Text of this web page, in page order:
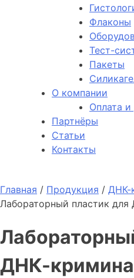
Флаконы
Тест-
Пакеты
О компании
Оплата и
Партнёры
Статьи
Контакты
Главная / Продукция / ДНК-
Лабораторный пластик
ДНК-